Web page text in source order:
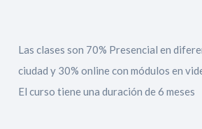
Las clases son 70% Presencial en
ciudad y 30% online con módulos en
El curso tiene una duración de 6 meses